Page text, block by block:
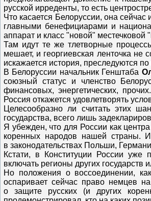
русской ирреденты, то есть
Что касается Белоруссии, она
главными бенефициарами и
аппарат и класс "новой" местечковой
Там идут те же тлетворные
мешает, и георгиевская ленточка не
искажается история, преследуются
В Белоруссии начальник Генштаба
союзный статус и членство
финансовых, энергетических,
Россия откажется удовлетворять
Целесообразно ли считать этих
государства, всего лишь
Я убежден, что для России как
коренных народов нашей
в законодательствах Польши,
Кстати, в Конституции России уже
включать регионы других государств
Но положения о воссоединении,
оспаривает сейчас право немцев
о защите русских (и других